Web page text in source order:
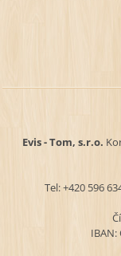
Evis - Tom, s.r.o.
Tel: +420 596
IBAN: